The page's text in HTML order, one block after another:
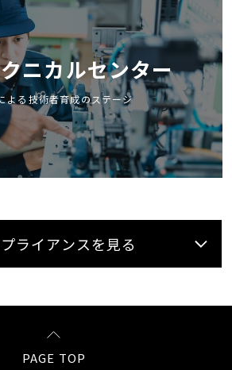
ニカルセンター
よる技術者育成のステージ
ライアンスを見る
PAGE TOP